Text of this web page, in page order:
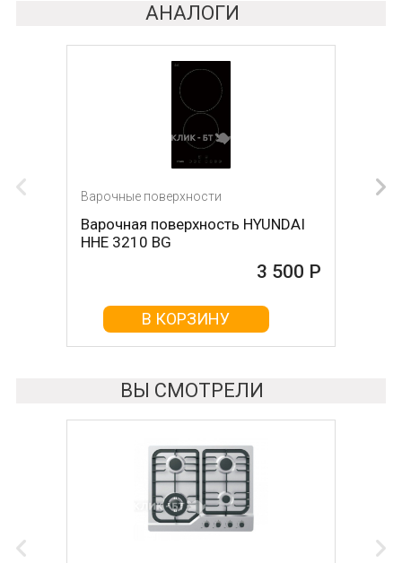
АНАЛОГИ
Варочные поверхности
Варочная поверхность HYUNDAI
HHE 3210 BG
3 500 Р
В КОРЗИНУ
ВЫ СМОТРЕЛИ